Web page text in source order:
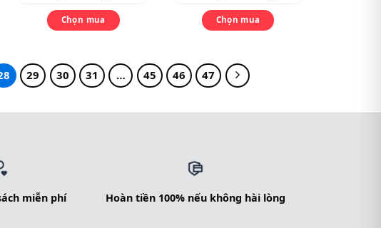
Chọn mua Chọn mua
29 30 31 … 45 46 47
miễn phí Hoàn tiền 100% nếu không hài lòng